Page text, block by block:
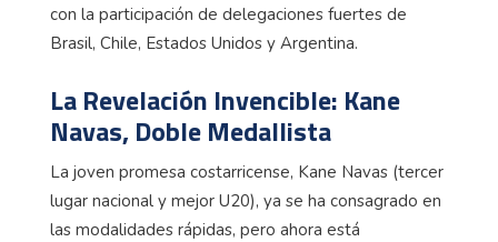
con la participación de delegaciones fuertes de
Brasil, Chile, Estados Unidos y Argentina.
La Revelación Invencible: Kane
Navas, Doble Medallista
La joven promesa costarricense, Kane Navas (tercer
lugar nacional y mejor U20), ya se ha consagrado en
las modalidades rápidas, pero ahora está